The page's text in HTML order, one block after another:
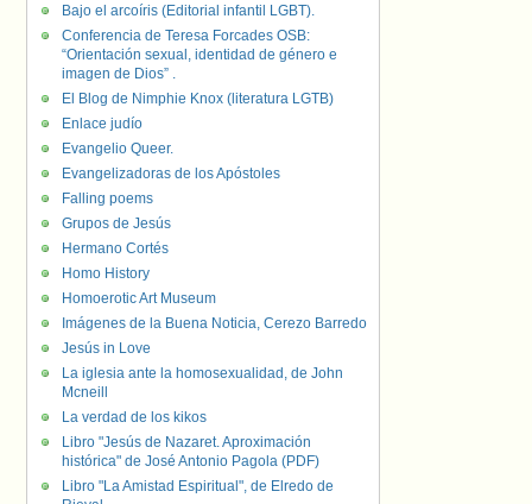
Bajo el arcoíris (Editorial infantil LGBT).
Conferencia de Teresa Forcades OSB:
“Orientación sexual, identidad de género e
imagen de Dios” .
El Blog de Nimphie Knox (literatura LGTB)
Enlace judío
Evangelio Queer.
Evangelizadoras de los Apóstoles
Falling poems
Grupos de Jesús
Hermano Cortés
Homo History
Homoerotic Art Museum
Imágenes de la Buena Noticia, Cerezo Barredo
Jesús in Love
La iglesia ante la homosexualidad, de John
Mcneill
La verdad de los kikos
Libro "Jesús de Nazaret. Aproximación
histórica" de José Antonio Pagola (PDF)
Libro "La Amistad Espiritual", de Elredo de